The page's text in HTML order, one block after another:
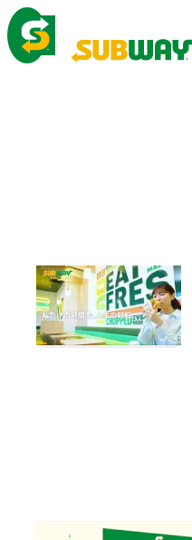
サブウェイが約8年ぶ
再出店 『淀屋橋ゲー
サブウェイが約8
屋橋エリアへ再
トタワー店』 7月
WATAMI FAST CASUAL
（本社：東京都大田区）が
ーン「サブウェイ」は、『
2026年7月9日（木）にオー
当店は、Osaka Metro御堂
に直結し、徒歩1分の好立